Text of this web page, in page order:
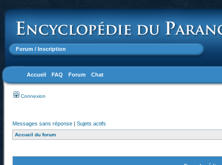
Forum / Inscription
Accueil FAQ Forum Chat
Connexion
Messages sans réponse | Sujets actifs
Accueil du forum